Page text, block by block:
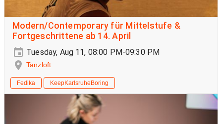
Modern/Contemporary für Mittelstufe &
Fortgeschrittene ab 14. April
Tuesday, Aug 11, 08:00 PM-09:30 PM
Tanzloft
Fedika KeepKarlsruheBoring